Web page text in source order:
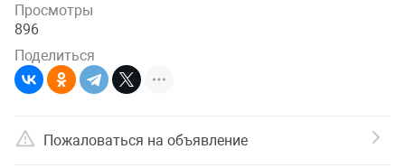
Просмотры
896
Поделиться
Пожаловаться на объявление